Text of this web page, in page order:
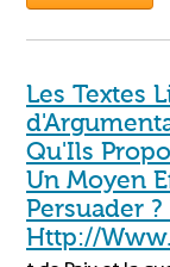
Les Textes
Qu'Ils
Un Moyen
Persuader
Http://